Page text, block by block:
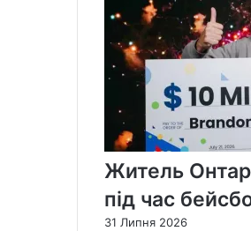
Житель
під час
31 Липня 2026